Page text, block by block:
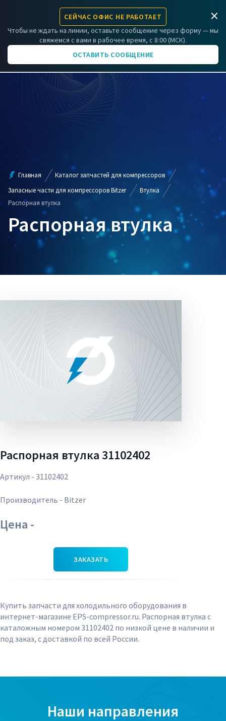
СЕЙЧАС ОФИС НЕ РАБОТАЕТ
Чтобы не ждать на линии, оставьте сообщение через форму — мы
свяжемся с вами в рабочее время, с 8:00 (МСК).
ОСТАВИТЬ СООБЩЕНИЕ
×
ЗАРЕГИСТРИРОВАТЬ КОМПРЕССОР
Главная
Каталог запчастей для компрессоров
Запасные части для компрессоров Bitzer
Втулка
Распорная втулка
Распорная втулка
Распорная втулка 31102402
Артикул - 31102402
Производитель - Bitzer
Цена -
ЗАКАЗАТЬ
Купить запчасти для холодильного оборудования в
интернет-магазине EPS-compressor.ru. Распорная втулка с
каталожным номером 31102402 по низкой цене в наличии и
под заказ, с доставкой по всей России.
Наши направления